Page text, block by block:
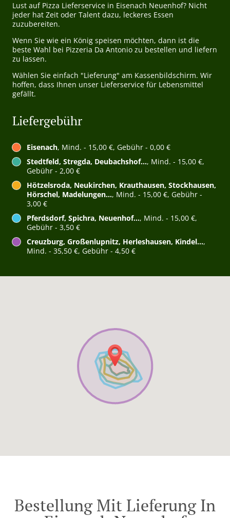
Lust auf Pizza Lieferservice in Eisenach Neuenhof? Nicht
jeder hat Zeit oder Talent dazu, leckeres Essen
zuzubereiten.
Wenn Sie wie ein König speisen möchten, dann ist die
beste Wahl bei Pizzeria Da Antonio zu bestellen und liefern
zu lassen.
Wählen Sie einfach "Lieferung" am Kassenbildschirm. Wir
hoffen, dass Ihnen unser Lieferservice für Lebensmittel
gefällt.
Liefergebühr
Eisenach, Mind. - 15,00 €, Gebühr - 0,00 €
Stedtfeld, Stregda, Deubachshof..., Mind. - 15,00 €,
Gebühr - 2,00 €
Hötzelsroda, Neukirchen, Krauthausen, Stockhausen,
Hörschel, Madelungen..., Mind. - 15,00 €, Gebühr -
3,00 €
Pferdsdorf, Spichra, Neuenhof..., Mind. - 15,00 €,
Gebühr - 3,50 €
Creuzburg, Großenlupnitz, Herleshausen, Kindel...,
Mind. - 35,50 €, Gebühr - 4,50 €
Bestellung Mit Lieferung In